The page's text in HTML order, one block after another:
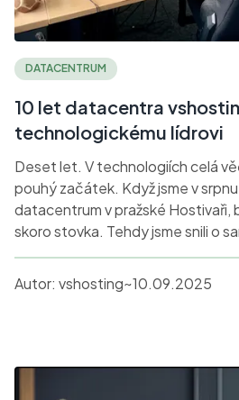
DATACENTRUM
10 let datacentra
technologickému lídrovi
Deset let. V technologiích celá
pouhý začátek. Když jsme v
datacentrum v pražské Hostivaři,
skoro stovka. Tehdy jsme snili o
posouváme standardy celého
Autor: vshosting~10.09.2025